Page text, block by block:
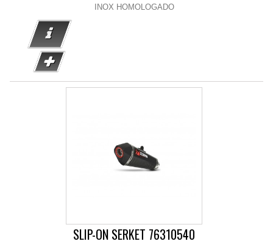
INOX HOMOLOGADO
SLIP-ON SERKET 76310540